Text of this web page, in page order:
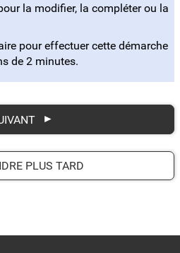
la modifier, la compléter ou la
pour effectuer cette démarche
de 2 minutes.
PLUS TARD